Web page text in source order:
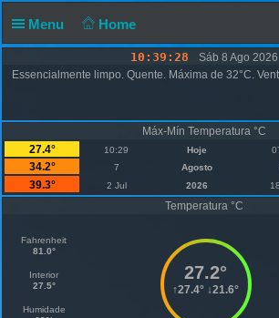
Menu Home
10:39:28
Sáb 8 Ago 2026
Essencialmente limpo. Quente. Máxima de 32°C.
Máx-Mín Temperatura °C
27.4°
10:29 Hoje
34.2°
7 Agosto
39.3°
2 Jul 2026
Temperatura °C
Fahrenheit
81.0°
Interior
27.5°
Humidade
27.2°
↑27.4° ↓21.6°